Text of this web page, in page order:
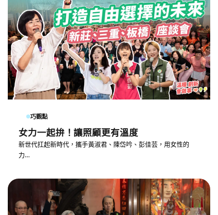
巧觀點
女力一起拚！讓照顧更有溫度
新世代扛起新時代，攜手黃淑君、陳岱吟、彭佳芸，用女性的
力…